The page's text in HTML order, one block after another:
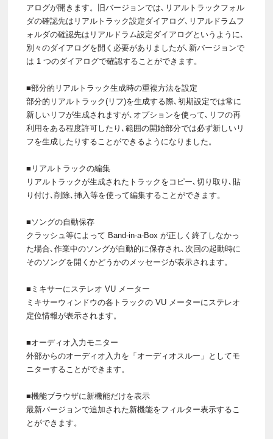
アログが開きます。旧バージョンでは､リアルトラックフォル
ダの確認先はリアルトラック設定ダイアログ､リアルドラムフ
ォルダの確認先はリアルドラム設定ダイアログというように､
別々のダイアログを開く必要がありましたが､新バージョンで
は 1 つのダイアログで確認することができます。
■部分的リアルトラック生成時の重複方法を設定
部分的リアルトラック(リフ)を生成する際､初期設定では常に
新しいリフが生成されますが､オプションを使って､リフの再
利用をある程度許可したり､範囲の開始部分では必ず新しいリ
フを生成したりすることができるようになりました。
■リアルトラックの編集
リアルトラックが生成されたトラックをコピー､切り取り､貼
り付け､削除､挿入等を使って編集することができます。
■ソングの自動保存
クラッシュ等によって Band-in-a-Box が正しく終了しなかっ
た場合､作業中のソングが自動的に保存され､次回の起動時に
そのソングを開くかどうかのメッセージが表示されます。
■ミキサーにステレオ VU メーター
ミキサーウィンドウの各トラックの VU メーターにステレオ
定位情報が表示されます。
■オーディオ入力モニター
外部からのオーディオ入力を「オーディオスルー」としてモ
ニターすることができます。
■機能ブラウザに新機能だけを表示
最新バージョンで追加された新機能をフィルター表示するこ
とができます。